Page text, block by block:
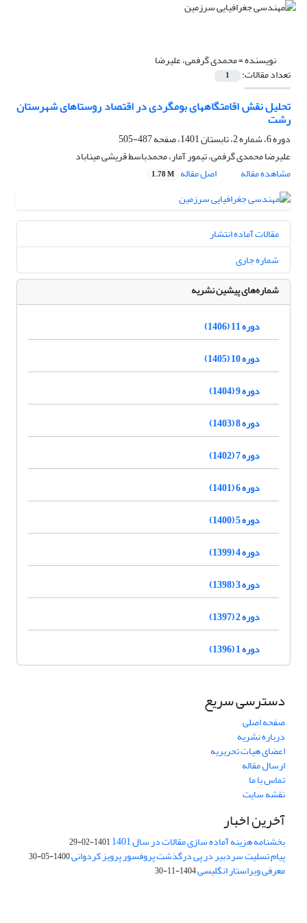
نویسنده =محمدی گرفمی، علیرضا
تعداد مقالات: 1
تحلیل نقش اقامتگاههای بومگردی در اقتصاد روستاهای شهرستان
رشت
دوره 6، شماره 2، تابستان 1401، صفحه
487-505
علیرضا محمدی گرفمی، تیمور آمار، محمدباسط قریشی میناباد
مشاهده مقاله
اصل مقاله 1.78 M
مقالات آماده انتشار
شماره جاری
شماره‌های پیشین نشریه
دوره 11 (1406)
دوره 10 (1405)
دوره 9 (1404)
دوره 8 (1403)
دوره 7 (1402)
دوره 6 (1401)
دوره 5 (1400)
دوره 4 (1399)
دوره 3 (1398)
دوره 2 (1397)
دوره 1 (1396)
دسترسی سریع
صفحه اصلی
درباره نشریه
اعضای هیات تحریریه
ارسال مقاله
تماس با ما
نقشه سایت
آخرین اخبار
بخشنامه هزینه آماده سازی مقالات در سال 1401 1401-02-29
پیام تسلیت سردبیر در پی درگذشت پروفسور پرویز کردوانی1400-05-30
معرفی ویراستار انگلیسی1404-11-30